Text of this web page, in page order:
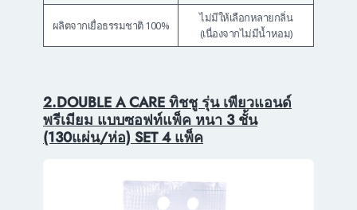
ผลิตจากเยื่อธรรมชาติ 100%
ไม่มีให้เลือกหลายกลิ่น
(เนื่องจากไม่มีน้ำหอม)
2.DOUBLE A CARE ทิชชู รุ่น เพียวแอนด์
พรีเมียม แบบซอฟท์แพ็ค หนา 3 ชั้น
(130แผ่น/ห่อ) SET 4 แพ็ค